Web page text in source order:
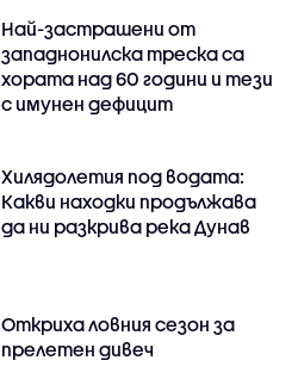
Най-застрашени от
западнонилска треска са
хората над 60 години и тези
с имунен дефицит
Хилядолетия под водата:
Какви находки продължава
да ни разкрива река Дунав
Откриха ловния сезон за
прелетен дивеч